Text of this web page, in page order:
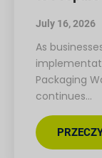
July 16, 2026
As
Packaging
continues…